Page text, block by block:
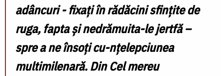
adâncuri - fixați în rădăcini sfințite de
ruga, fapta și nedrămuita-le jertfă –
spre a ne însoți cu-nțelepciunea
multimilenară. Din Cel mereu